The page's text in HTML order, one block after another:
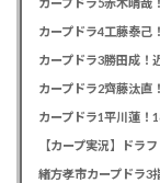
カープドラ4工藤泰己
カープドラ2齊藤汰直
【カープ実況】ドラ